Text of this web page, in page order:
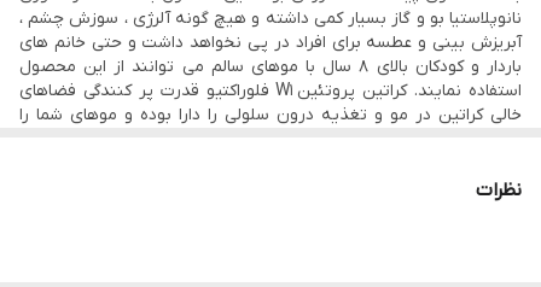
• صافی و احیا ۱۰۰ درصد مو
• ماندگاری یک سال
• بو و گاز بسیار کم
• مناسب برای موی نچرال و رنگ شده سالم
• حجم ۱ لیتر
نانوپلاستیا بو و گاز بسیار کمی داشته و هیچ گونه آلرژی ، سوزش چشم ،
آبریزش بینی و عطسه برای افراد در پی نخواهد داشت و حتی خانم های
باردار و کودکان بالای 8 سال با موهای سالم می توانند از این محصول
استفاده نمایند. کراتین پروتئین W1 فلوراکتیو قدرت پر کنندگی فضاهای
خالی کراتین در مو و تغذیه درون سلولی را دارا بوده و موهای شما را
فرد می نماید. فرمول ساخت این محصول شامل : روغن آرگان، کلاژن،
نظرات